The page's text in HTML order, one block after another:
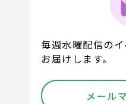
毎週水曜配信の
お届けします。
メール